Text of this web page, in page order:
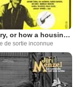
Panelstory, or how a housing development is born
de sortie inconnue